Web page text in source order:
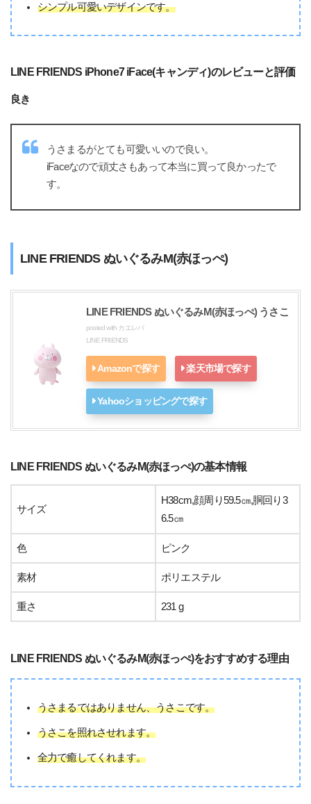
シンプル可愛いデザインです。
LINE FRIENDS iPhone7 iFace(キャンディ)のレビューと評価
良き
うさまるがとても可愛いいので良い。
iFaceなので頑丈さもあって本当に買って良かったで
す。
LINE FRIENDS ぬいぐるみM(赤ほっぺ)
LINE FRIENDS ぬいぐるみM(赤ほっぺ) うさこ
posted with カエレバ
LINE FRIENDS
Amazonで探す 楽天市場で探す
Yahooショッピングで探す
LINE FRIENDS ぬいぐるみM(赤ほっぺ)の基本情報
サイズ
H38cm,顔周り59.5㎝,胴回り3
6.5㎝
色 ピンク
素材 ポリエステル
重さ 231 g
LINE FRIENDS ぬいぐるみM(赤ほっぺ)をおすすめする理由
うさまるではありません、うさこです。
うさこを照れさせれます。
全力で癒してくれます。